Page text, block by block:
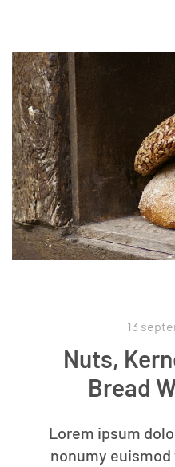
13
Nuts,
Bread
Lorem ipsum
nonumy